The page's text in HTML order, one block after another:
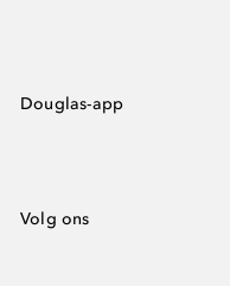
Douglas-app
Volg ons